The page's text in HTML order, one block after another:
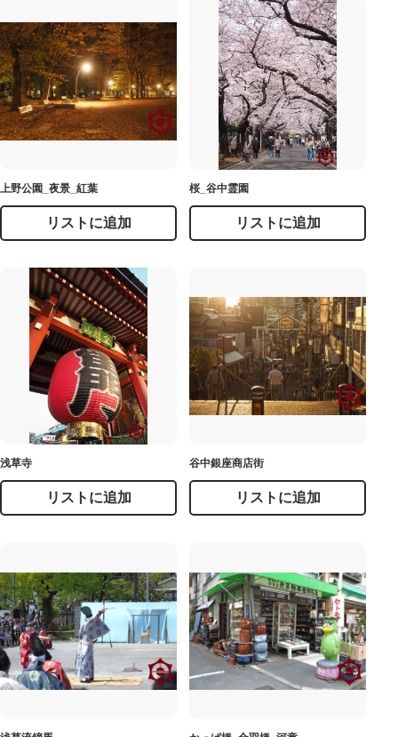
上野公園_夜景_紅葉
リストに追加
桜_谷中霊園
リストに追加
浅草寺
リストに追加
谷中銀座商店街
リストに追加